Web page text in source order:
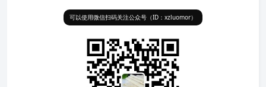
可以使用微信扫码关注公众号（ID：xzluomor）